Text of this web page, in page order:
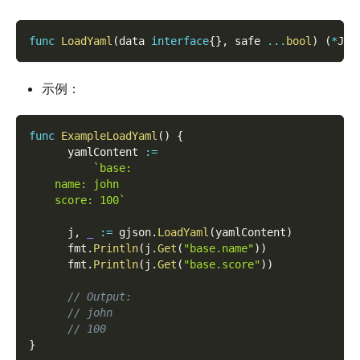
func LoadYaml (data interface{} , safe ... bool ) (*
示例：
func ExampleLoadYaml ( )
{
      yamlContent
:=
`base:
    name: john
    score: 100`
      j
, := gjson. LoadYaml (yamlContent)
      fmt
. Println( j .Get ( "base.name") )
      fmt
. Println( j .Get ( "base.score") )
// Output:
// john
// 100
}